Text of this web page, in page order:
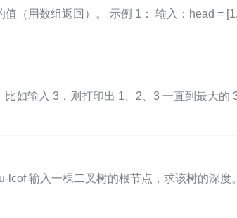
（用数组返回）。 示例 1： 输入：head
如输入 3，则打印出 1、2、3 一直到最大
输入一棵二叉树的根节点，求该树的深度